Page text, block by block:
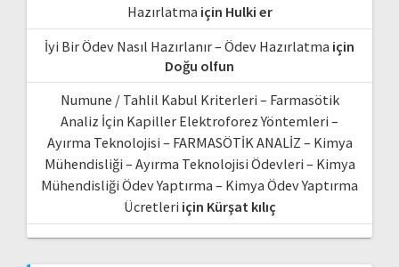
Hazırlatma için Hulki er
İyi Bir Ödev Nasıl Hazırlanır – Ödev Hazırlatma için
Doğu olfun
Numune / Tahlil Kabul Kriterleri – Farmasötik
Analiz İçin Kapiller Elektroforez Yöntemleri –
Ayırma Teknolojisi – FARMASÖTİK ANALİZ – Kimya
Mühendisliği – Ayırma Teknolojisi Ödevleri – Kimya
Mühendisliği Ödev Yaptırma – Kimya Ödev Yaptırma
Ücretleri için Kürşat kılıç